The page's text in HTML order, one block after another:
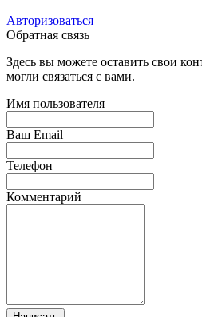
Авторизоваться
Обратная связь
Здесь вы можете оставить свои
могли связаться с вами.
Имя пользователя
Ваш Email
Телефон
Комментарий